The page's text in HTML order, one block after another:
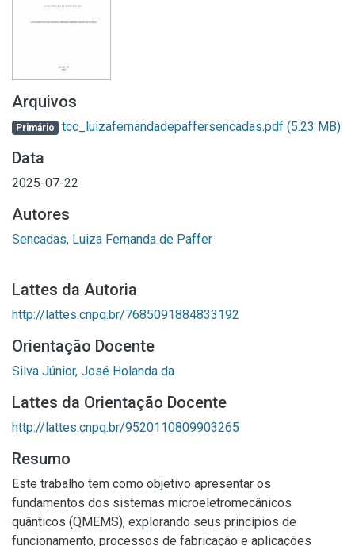
Arquivos
Primário tcc_luizafernandadepaffersencadas.pdf (5.23 MB)
Data
2025-07-22
Autores
Sencadas, Luiza Fernanda de Paffer
Lattes da Autoria
http://lattes.cnpq.br/7685091884833192
Orientação Docente
Silva Júnior, José Holanda da
Lattes da Orientação Docente
http://lattes.cnpq.br/9520110809903265
Resumo
Este trabalho tem como objetivo apresentar os
fundamentos dos sistemas microeletromecânicos
quânticos (QMEMS), explorando seus princípios de
funcionamento, processos de fabricação e aplicações